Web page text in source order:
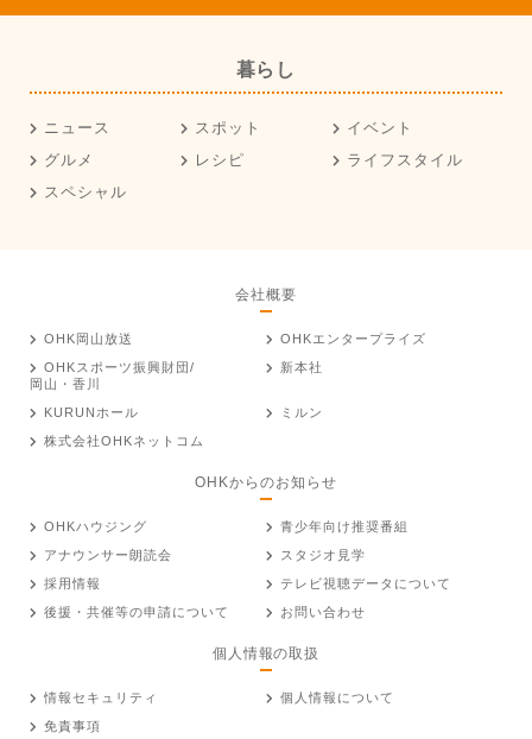
暮らし
ニュース スポット
イベント
グルメ
レシピ
ライフスタイル
スペシャル
会社概要
OHK岡山放送
OHKエンタープライズ
OHKスポーツ振興財団/
岡山・香川
新本社
KURUNホール
ミルン
株式会社OHKネットコム
OHKからのお知らせ
OHKハウジング
青少年向け推奨番組
アナウンサー朗読会
スタジオ見学
採用情報
テレビ視聴データについて
後援・共催等の申請について
お問い合わせ
個人情報の取扱
情報セキュリティ
個人情報について
免責事項